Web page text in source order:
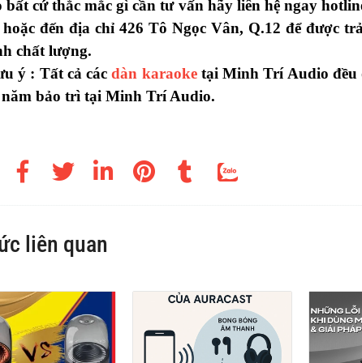
bất cứ thắc mắc gì cần tư vấn hãy liên hệ ngay
đến địa chỉ 426 Tô Ngọc Vân, Q.12 để được
chất lượng.
ý : Tất cả cácdàn karaoketại Minh Trí Audio đều
năm bảo trì tại Minh Trí Audio.
liên quan